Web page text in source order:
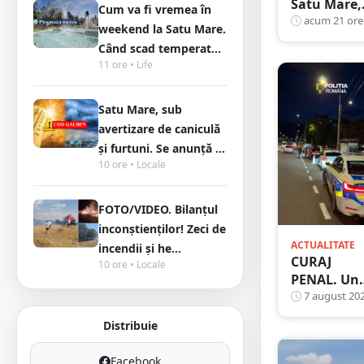
Cum va fi vremea în
weekend la Satu Mare.
Când scad temperat...
11 ore • Life
Satu Mare, sub
avertizare de caniculă
și furtuni. Se anunță ...
10 ore • Locale
FOTO/VIDEO. Bilanțul
inconștienților! Zeci de
incendii și he...
10 ore • Locale
Distribuie
Satu Mare,
prins la
volan cu
1,75 g/l
alcool în
sânge.
Fusese
reclamat la
112 că
circula pe
contrasens
acum 21 ore
ACTUALITATE
CURAJ
PENAL. Un
bunic de 72
de ani s-a
urcat la
volan și a
7 august